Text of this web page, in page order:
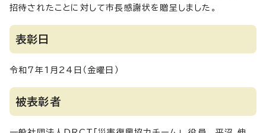
招待されたことに対して市長感謝状を贈呈しました。
表彰日
令和7年1月24日（金曜日）
被表彰者